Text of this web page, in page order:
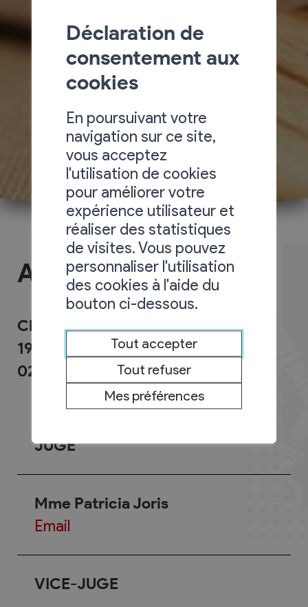
Autorités judiciaires
Chemin Neuf 9
1955 Chamoson
027/305.10.36
JUGE
Mme Patricia Joris
Email
VICE-JUGE
Déclaration de
consentement aux
cookies
En poursuivant votre
navigation sur ce site,
vous acceptez
l'utilisation de cookies
pour améliorer votre
expérience utilisateur et
réaliser des statistiques
de visites. Vous pouvez
personnaliser l'utilisation
des cookies à l'aide du
bouton ci-dessous.
Tout accepter
Tout refuser
Mes préférences